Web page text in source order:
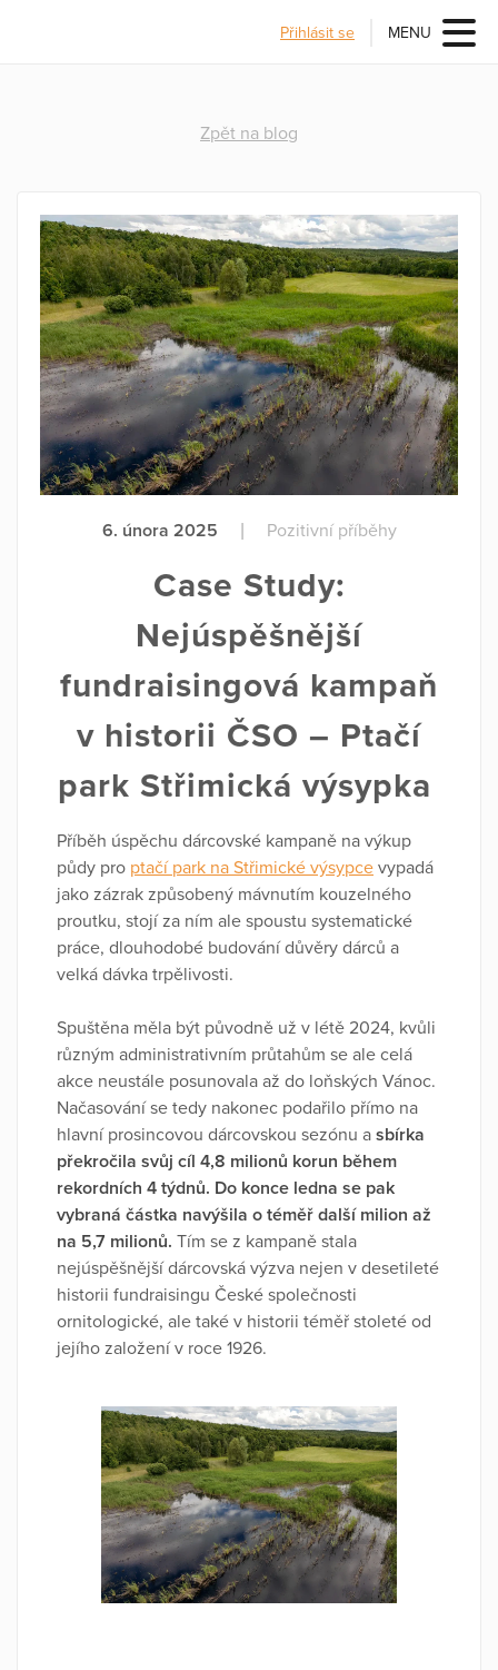
Přihlásit se MENU
Zpět na blog
6. února 2025 | Pozitivní příběhy
Case Study:
Nejúspěšnější
fundraisingová kampaň
v historii ČSO – Ptačí
park Střimická výsypka
Příběh úspěchu dárcovské kampaně na výkup
půdy pro ptačí park na Střimické výsypce vypadá
jako zázrak způsobený mávnutím kouzelného
proutku, stojí za ním ale spoustu systematické
práce, dlouhodobé budování důvěry dárců a
velká dávka trpělivosti.
Spuštěna měla být původně už v létě 2024, kvůli
různým administrativním průtahům se ale celá
akce neustále posunovala až do loňských Vánoc.
Načasování se tedy nakonec podařilo přímo na
hlavní prosincovou dárcovskou sezónu a sbírka
překročila svůj cíl 4,8 milionů korun během
rekordních 4 týdnů. Do konce ledna se pak
vybraná částka navýšila o téměř další milion až
na 5,7 milionů. Tím se z kampaně stala
nejúspěšnější dárcovská výzva nejen v desetileté
historii fundraisingu České společnosti
ornitologické, ale také v historii téměř stoleté od
jejího založení v roce 1926.